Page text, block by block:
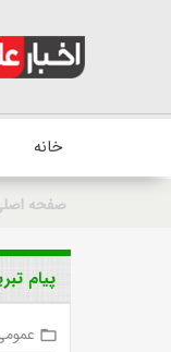
خانه
صفحه
پیام
folder_open